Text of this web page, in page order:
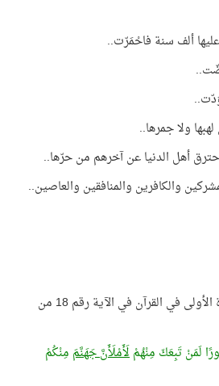
عليها ألف سنة فاحْمَرّت..
ولا جمرها..
أهل الدنيا عن آخرهم من حرّها..
والكافرين والمنافقين والعاصين..
لفظ (لأملأن جهنّم) ورد للمرّة الأولى في القرآن في الآية رقم 18 من
لَمَنْ تَبِعَكَ مِنْهُمْلَأَمْلَأَنَّ جَهَنَّمَ مِنْكُمْ